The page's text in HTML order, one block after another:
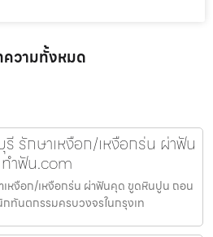
วามทั้งหมด
รักษาเหงือก/เหงือกร่น ผ่าฟัน
ำฟัน.com
หงือก/เหงือกร่น ผ่าฟันคุด ขูดหินปูน ถอน
นตกรรมครบวงจรในกรุงเท